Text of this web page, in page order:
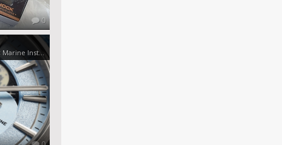
0
w Makro Moonphase Nordic Marine Instruments